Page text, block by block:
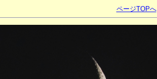
ページTOPへ